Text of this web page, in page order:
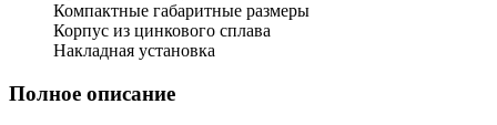
Компактные габаритные размеры
Корпус из цинкового сплава
Накладная установка
Полное описание